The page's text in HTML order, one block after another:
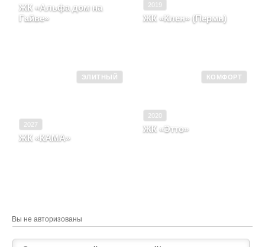
ЖК «Альфа дом на
Гайве»
2019
ЖК «Клен» (Пермь)
ЭЛИТНЫЙ
2027
ЖК «КАМА»
КОМФОРТ
2020
ЖК «Этто»
Вы не авторизованы